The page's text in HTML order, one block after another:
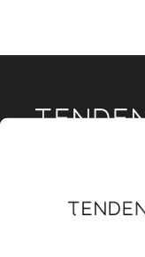
Tendenz Hårpleie
eksklusive merker